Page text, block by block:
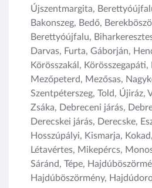
Újszentmargita,
Bakonszeg, Bedő,
Berettyóújfalu,
Darvas, Furta, Gáborján,
Körösszakál,
Mezőpeterd, Mezősas,
Szentpéterszeg, Told, Újiráz,
Zsáka, Debreceni járás,
Derecskei járás, Derecske,
Hosszúpályi, Kismarja,
Létavértes, Mikepércs,
Sáránd, Tépe,
Hajdúböszörmény,